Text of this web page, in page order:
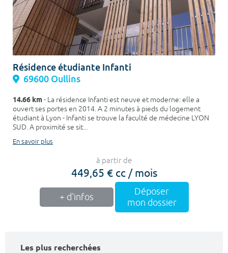
Votre date d'entrée
Chercher
Résidence étudiante Infanti
69600 Oullins
14.66 km- La résidence Infanti est neuve et moderne: elle a
ouvert ses portes en 2014. A 2 minutes à pieds du logement
étudiant à Lyon - Infanti se trouve la faculté de médecine LYON
SUD. A proximité se sit...
En savoir plus
à partir de
449,65 € cc / mois
+ d'infos
Déposer
mon dossier
Les plus recherchées